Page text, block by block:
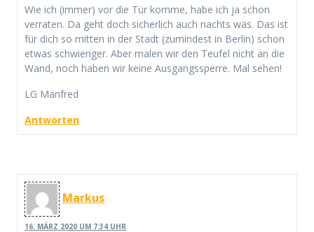
Wie ich (immer) vor die Tür komme, habe ich ja schon
verraten. Da geht doch sicherlich auch nachts was. Das ist
für dich so mitten in der Stadt (zumindest in Berlin) schon
etwas schwieriger. Aber malen wir den Teufel nicht an die
Wand, noch haben wir keine Ausgangssperre. Mal sehen!
LG Manfred
Antworten
Markus
16. MÄRZ 2020 UM 7:34 UHR